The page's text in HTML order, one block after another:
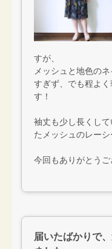
すが、
メッシュと地色の
すぎず、でも程よ
す！
袖丈も少し長くし
たメッシュのレー
今回もありがとう
届いたばかりで